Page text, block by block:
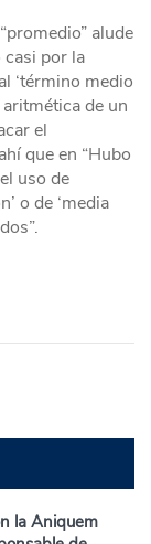
alude
casi por la
‘término medio
de un
el
que en “Hubo
uso de
o de ‘media
la Aniquem